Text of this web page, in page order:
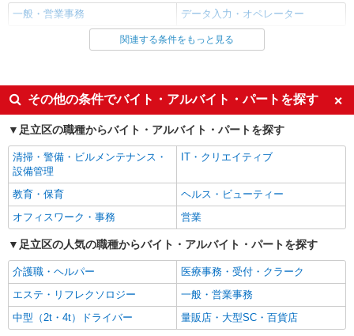
キープ 詳細を見る
パート 職業紹介
＼大人気♪／オフィスワーク！！その他イメベ
ントスタッフ、仕分け等もあります！
当で時給UP） ※給与幅は経験・能力による
東京都足立区
詳細を見る
派遣社員
株式会社ビッグアビリティ/G8-60342-ad
NEW
ケーブルTV系機械製造会社の事務スタッフ
時給：1600円 週払い制度あり（社内規定あ
り） 【月収例】9万円＋交通費（月8日勤務、残業
ゼロの場合）
東京都足立区
一般・営業事務 データ入力・オペレーター
同じ雇用形態から五反野駅の求人を探す
同じ特徴から五反野駅の求人を探す
入社日応相談
友達と応募OK
未経験歓迎
女性活躍中
主婦・主夫歓迎
ブランクOK
ミドル（40代～）活躍中
完全週休2日制
土日祝休み
朝
昼
夕方
服装自由
髪型・髪色自由
ネイルOK
ピアスOK
禁煙・分煙
車通勤OK
バイク通勤OK
関連する条件をもっと見る
その他の条件でバイト・アルバイト・パートを探す
足立区の職種からバイト・アルバイト・パートを探す
清掃・警備・ビルメンテナンス・
設備管理
IT・クリエイティブ
教育・保育
ヘルス・ビューティー
オフィスワーク・事務
営業
足立区の人気の職種からバイト・アルバイト・パートを探す
介護職・ヘルパー
医療事務・受付・クラーク
エステ・リフレクソロジー
一般・営業事務
中型（2t・4t）ドライバー
量販店・大型SC・百貨店